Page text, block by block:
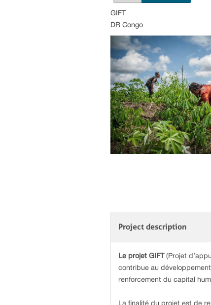
GIFT
DR Congo
Project description
Le projet GIFT(Projet
contribue au
renforcement du capital
La finalité du projet est de